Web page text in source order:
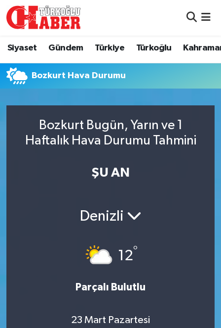
Siyaset Gündem Türkiye Türkoğlu
Bozkurt Hava Durumu
Bozkurt Bugün, Yarın ve 1
Haftalık Hava Durumu Tahmini
ŞU AN
Denizli
12°
Parçalı Bulutlu
23 Mart Pazartesi
Gündem
Türkiye
Kahramanmaraş
Hava Durumu
Namaz Vakitleri
Süper Lig Puan Durumu ve Fikstür